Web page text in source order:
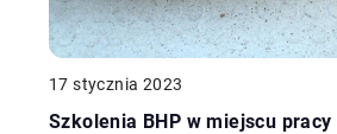
17 stycznia 2023
Szkolenia BHP w miejscu